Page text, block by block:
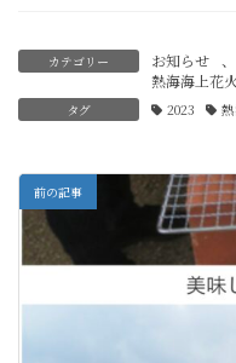
カテゴリー お知らせ 、
熱海海上花
タグ 2023
前の記事